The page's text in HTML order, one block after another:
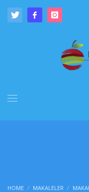
HOME MAKALELER